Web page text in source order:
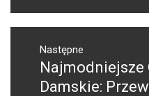
Następne
Następny
post:
Najmodniejsze
Damskie: